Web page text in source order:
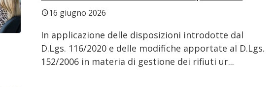
schedule16 giugno 2026
In applicazione delle disposizioni introdotte dal
D.Lgs. 116/2020 e delle modifiche apportate al D.Lgs.
152/2006 in materia di gestione dei rifiuti ur...